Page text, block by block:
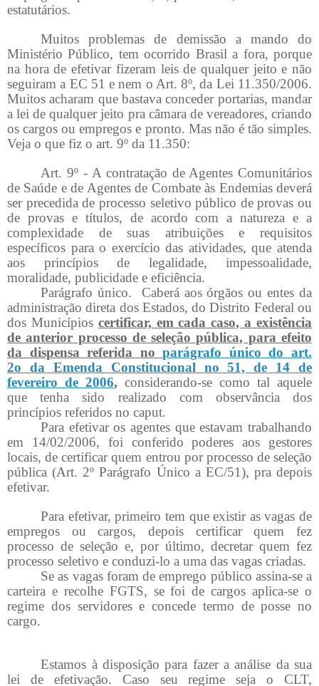
estatutários.
Muitos problemas de demissão a mando do
Ministério Público, tem ocorrido Brasil a fora, porque
na hora de efetivar fizeram leis de qualquer jeito e não
seguiram a EC 51 e nem o Art. 8º, da Lei 11.350/2006.
Muitos acharam que bastava conceder portarias, mandar
a lei de qualquer jeito pra câmara de vereadores, criando
os cargos ou empregos e pronto. Mas não é tão simples.
Veja o que fiz o art. 9º da 11.350:
Art. 9º - A contratação de Agentes Comunitários
de Saúde e de Agentes de Combate às Endemias deverá
ser precedida de processo seletivo público de provas ou
de provas e títulos, de acordo com a natureza e a
complexidade de suas atribuições e requisitos
específicos para o exercício das atividades, que atenda
aos princípios de legalidade, impessoalidade,
moralidade, publicidade e eficiência.
Parágrafo único. Caberá aos órgãos ou entes da
administração direta dos Estados, do Distrito Federal ou
dos Municípios certificar, em cada caso, a existência
de anterior processo de seleção pública, para efeito
da dispensa referida noparágrafo único do art.
2o da Emenda Constitucional no 51, de 14 de
fevereiro de 2006, considerando-se como tal aquele
que tenha sido realizado com observância dos
princípios referidos no caput.
Para efetivar os agentes que estavam trabalhando
em 14/02/2006, foi conferido poderes aos gestores
locais, de certificar quem entrou por processo de seleção
pública (Art. 2º Parágrafo Único a EC/51), pra depois
efetivar.
Para efetivar, primeiro tem que existir as vagas de
empregos ou cargos, depois certificar quem fez
processo de seleção e, por último, decretar quem fez
processo seletivo e conduzi-lo a uma das vagas criadas.
Se as vagas foram de emprego público assina-se a
carteira e recolhe FGTS, se foi de cargos aplica-se o
regime dos servidores e concede termo de posse no
cargo.
Estamos à disposição para fazer a análise da sua
lei de efetivação. Caso seu regime seja o CLT,